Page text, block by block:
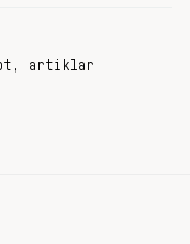
artiklar